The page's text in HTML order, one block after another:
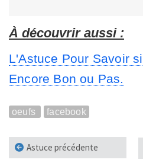
À découvrir aussi :
L'Astuce Pour Savoir
Encore Bon ou Pas.
oeufs facebook
Astuce précédente